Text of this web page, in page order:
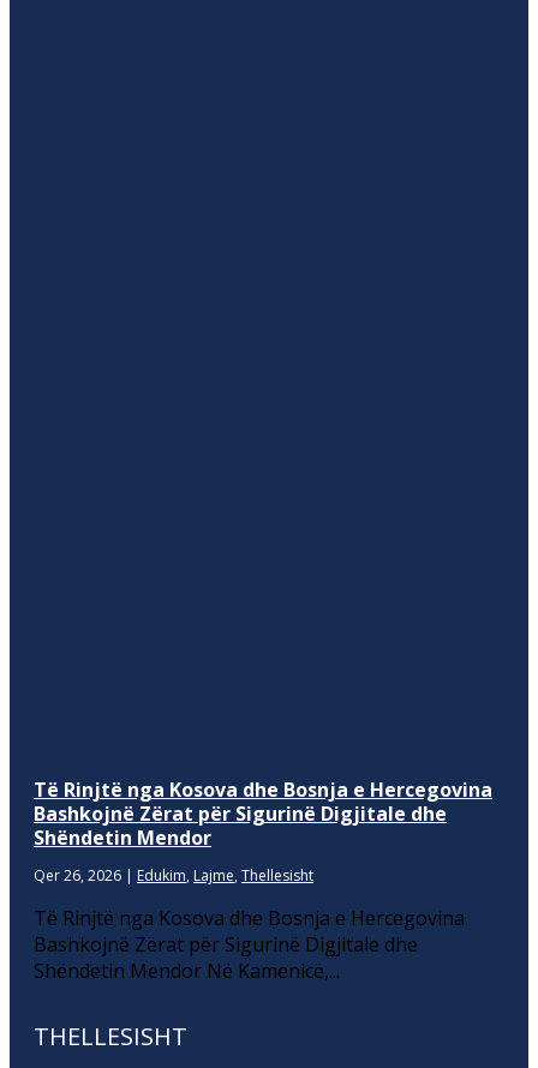
Të Rinjtë nga Kosova dhe Bosnja e Hercegovina
Bashkojnë Zërat për Sigurinë Digjitale dhe
Shëndetin Mendor
Qer 26, 2026 | Edukim, Lajme, Thellesisht
Të Rinjtë nga Kosova dhe Bosnja e Hercegovina
Bashkojnë Zërat për Sigurinë Digjitale dhe
Shëndetin Mendor Në Kamenicë,...
THELLESISHT